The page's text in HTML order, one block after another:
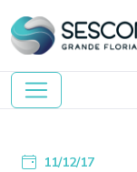
11/12/17